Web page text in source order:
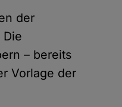
der
– bereits
Vorlage der